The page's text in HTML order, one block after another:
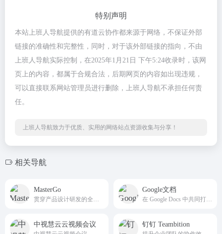
特别声明
本站上班人导航提供的有道云协作都来源于网络，不保证外部
链接的准确性和完整性，同时，对于该外部链接的指向，不由
上班人导航实际控制，在2025年1月21日 下午5:24收录时，该网
页上的内容，都属于合规合法，后期网页的内容如出现违规，
可以直接联系网站管理员进行删除，上班人导航不承担任何责
任。
上班人导航致力于优质、实用的网络站点资源收集与分享！
相关导航
MasterGo Google文档
中视慧云云视频会议 钉钉 Teambition